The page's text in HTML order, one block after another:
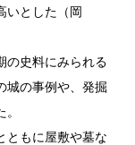
いとした（岡
の史料にみられる
城の事例や、発掘
ともに屋敷や墓な